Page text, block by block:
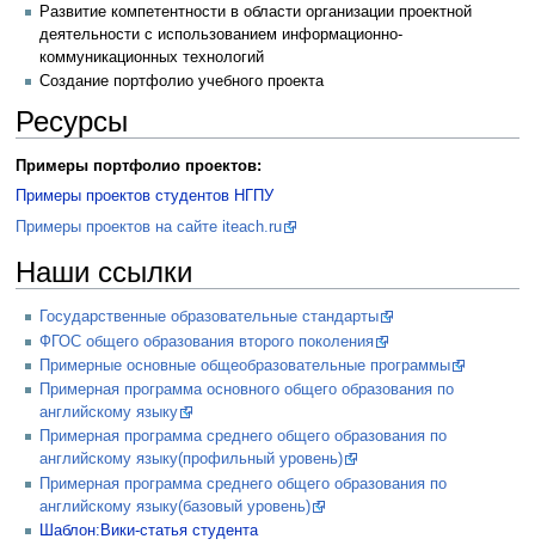
Развитие компетентности в области организации проектной
деятельности с использованием информационно-
коммуникационных технологий
Создание портфолио учебного проекта
Ресурсы
Примеры портфолио проектов:
Примеры проектов студентов НГПУ
Примеры проектов на сайте iteach.ru
Наши ссылки
Государственные образовательные стандарты
ФГОС общего образования второго поколения
Примерные основные общеобразовательные программы
Примерная программа основного общего образования по
английскому языку
Примерная программа среднего общего образования по
английскому языку(профильный уровень)
Примерная программа среднего общего образования по
английскому языку(базовый уровень)
Шаблон:Вики-статья студента